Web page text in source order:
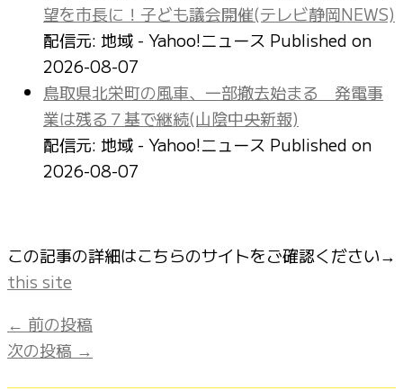
望を市長に！子ども議会開催(テレビ静岡NEWS)
配信元: 地域 - Yahoo!ニュース Published on
2026-08-07
鳥取県北栄町の風車、一部撤去始まる 発電事
業は残る７基で継続(山陰中央新報)
配信元: 地域 - Yahoo!ニュース Published on
2026-08-07
この記事の詳細はこちらのサイトをご確認ください→
this site
← 前の投稿
次の投稿 →